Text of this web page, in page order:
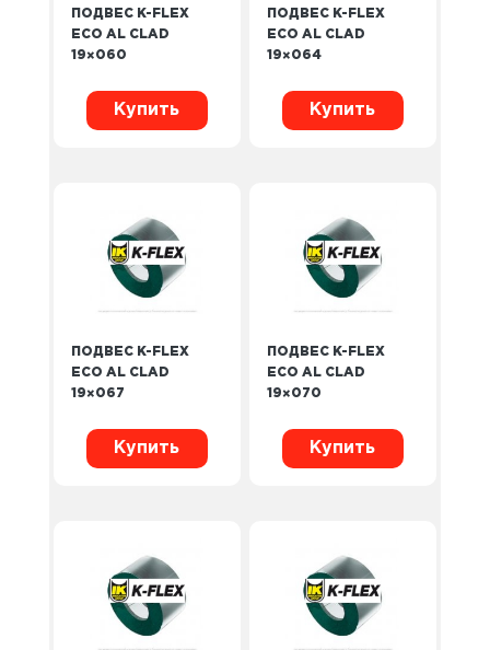
ПОДВЕС K-FLEX
ECO AL CLAD
19×060
Купить
ПОДВЕС K-FLEX
ECO AL CLAD
19×064
Купить
ПОДВЕС K-FLEX
ECO AL CLAD
19×067
Купить
ПОДВЕС K-FLEX
ECO AL CLAD
19×070
Купить